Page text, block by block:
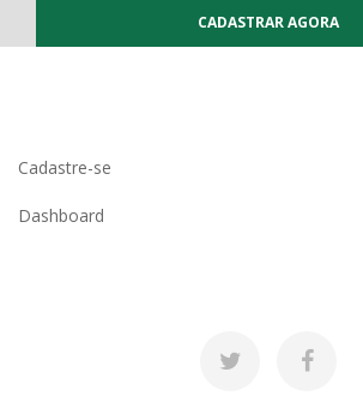
CADASTRAR AGORA
Cadastre-se
Dashboard